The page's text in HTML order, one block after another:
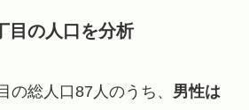
目の人口を分析
の総人口87人のうち、 男性は